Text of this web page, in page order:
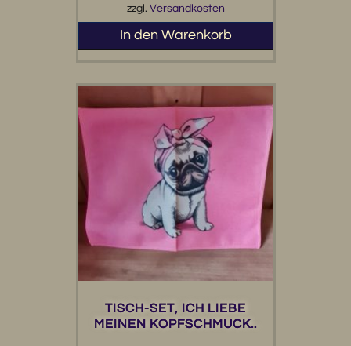
zzgl. Versandkosten
In den Warenkorb
TISCH-SET, ICH LIEBE
MEINEN KOPFSCHMUCK..